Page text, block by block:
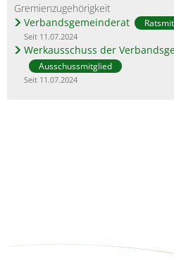
Gremienzugehörigkeit
Verbandsgemeinderat
Seit 11.07.2024
Werkausschuss der
Ausschussmitglied
Seit 11.07.2024